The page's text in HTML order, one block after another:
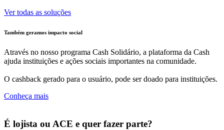
Ver todas as soluções
Também geramos impacto social
Através no nosso programa Cash Solidário, a plataforma da Cash
ajuda instituições e ações sociais importantes na comunidade.
O cashback gerado para o usuário, pode ser doado para instituições.
Conheça mais
É lojista ou ACE e quer fazer parte?